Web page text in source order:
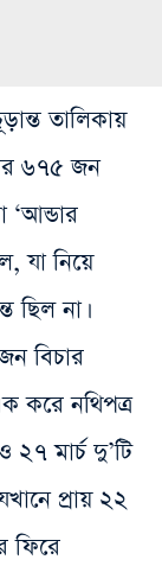
তালিকায়
৬৭৫ জন
‘আন্ডার
যা নিয়ে
ছিল না।
বিচার
করে নথিপত্র
মার্চ দু’টি
প্রায় ২২
ফিরে